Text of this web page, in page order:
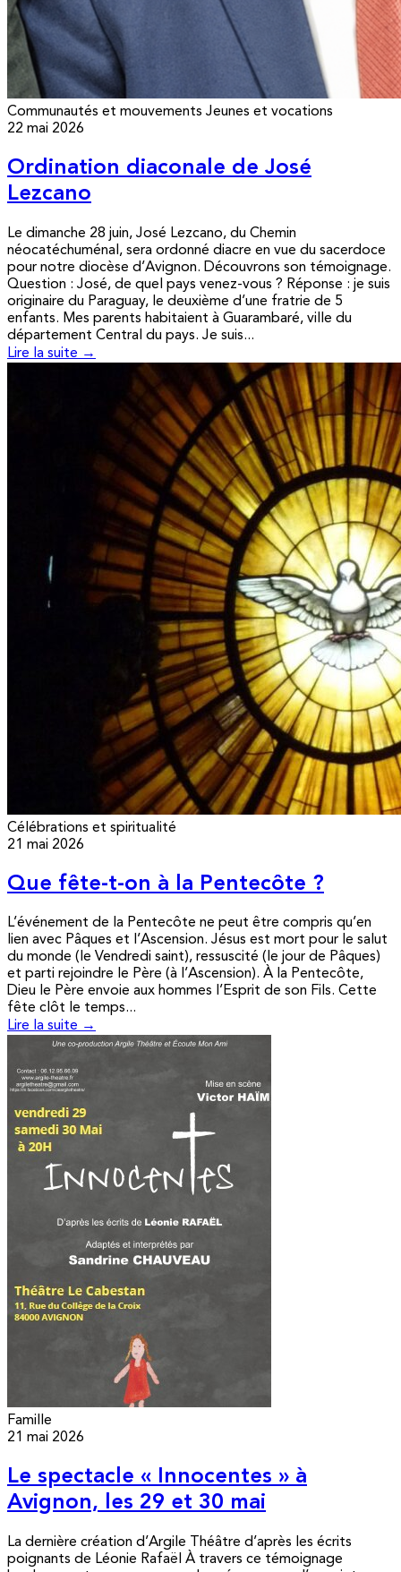
Communautés et mouvements Jeunes et vocations
22 mai 2026
Ordination diaconale de José
Lezcano
Le dimanche 28 juin, José Lezcano, du Chemin
néocatéchuménal, sera ordonné diacre en vue du sacerdoce
pour notre diocèse d’Avignon. Découvrons son témoignage.
Question : José, de quel pays venez-vous ? Réponse : je suis
originaire du Paraguay, le deuxième d’une fratrie de 5
enfants. Mes parents habitaient à Guarambaré, ville du
département Central du pays. Je suis...
Lire la suite →
Célébrations et spiritualité
21 mai 2026
Que fête-t-on à la Pentecôte ?
L’événement de la Pentecôte ne peut être compris qu’en
lien avec Pâques et l’Ascension. Jésus est mort pour le salut
du monde (le Vendredi saint), ressuscité (le jour de Pâques)
et parti rejoindre le Père (à l’Ascension). À la Pentecôte,
Dieu le Père envoie aux hommes l’Esprit de son Fils. Cette
fête clôt le temps...
Lire la suite →
Famille
21 mai 2026
Le spectacle « Innocentes » à
Avignon, les 29 et 30 mai
La dernière création d’Argile Théâtre d’après les écrits
poignants de Léonie Rafaël À travers ce témoignage